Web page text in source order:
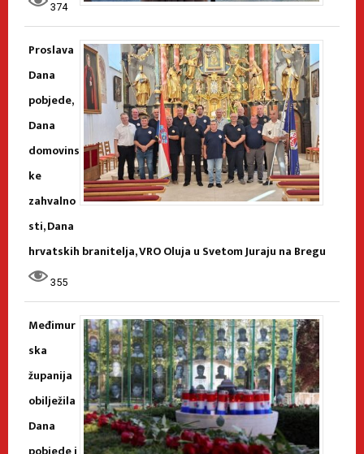
374
Proslava
Dana
pobjede,
Dana
domovins
ke
zahvalno
sti, Dana
hrvatskih branitelja, VRO Oluja u Svetom Juraju na Bregu
355
Međimur
ska
županija
obilježila
Dana